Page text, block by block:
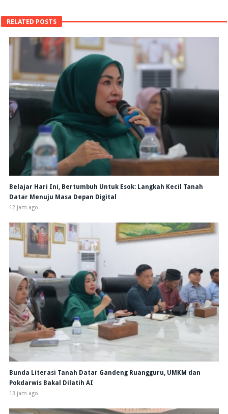
RELATED POSTS
Belajar Hari Ini, Bertumbuh Untuk Esok: Langkah Kecil Tanah
Datar Menuju Masa Depan Digital
12 jam ago
Bunda Literasi Tanah Datar Gandeng Ruangguru, UMKM dan
Pokdarwis Bakal Dilatih AI
13 jam ago